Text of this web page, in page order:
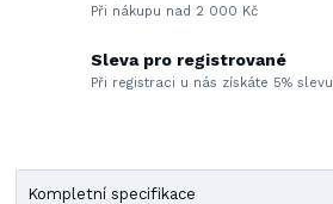
Při nákupu nad 2 000 Kč
Sleva pro registrované
Při registraci u nás získáte 5% slevu
Kompletní specifikace